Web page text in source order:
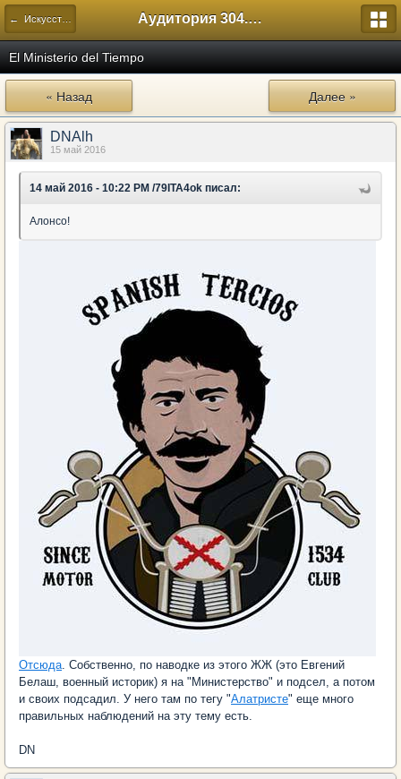
← Искусство Аудитория 304. История России
El Ministerio del Tiempo
« Назад Далее »
DNAlh
15 май 2016
14 май 2016 - 10:22 PM /79ITA4ok писал:
Алонсо!
Отсюда. Собственно, по наводке из этого ЖЖ (это Евгений
Белаш, военный историк) я на "Министерство" и подсел, а потом
и своих подсадил. У него там по тегу "Алатристе" еще много
правильных наблюдений на эту тему есть.
DN